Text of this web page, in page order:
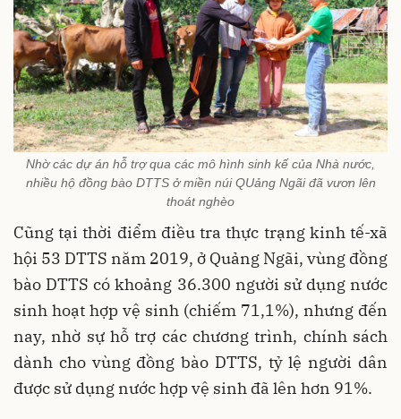
Nhờ các dự án hỗ trợ qua các mô hình sinh kế của Nhà nước,
nhiều hộ đồng bào DTTS ở miền núi QUảng Ngãi đã vươn lên
thoát nghèo
Cũng tại thời điểm điều tra thực trạng kinh tế-xã
hội 53 DTTS năm 2019, ở Quảng Ngãi, vùng đồng
bào DTTS có khoảng 36.300 người sử dụng nước
sinh hoạt hợp vệ sinh (chiếm 71,1%), nhưng đến
nay, nhờ sự hỗ trợ các chương trình, chính sách
dành cho vùng đồng bào DTTS, tỷ lệ người dân
được sử dụng nước hợp vệ sinh đã lên hơn 91%.